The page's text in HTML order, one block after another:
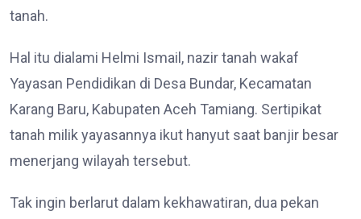
tanah.
Hal itu dialami Helmi Ismail, nazir tanah wakaf
Yayasan Pendidikan di Desa Bundar, Kecamatan
Karang Baru, Kabupaten Aceh Tamiang. Sertipikat
tanah milik yayasannya ikut hanyut saat banjir besar
menerjang wilayah tersebut.
Tak ingin berlarut dalam kekhawatiran, dua pekan